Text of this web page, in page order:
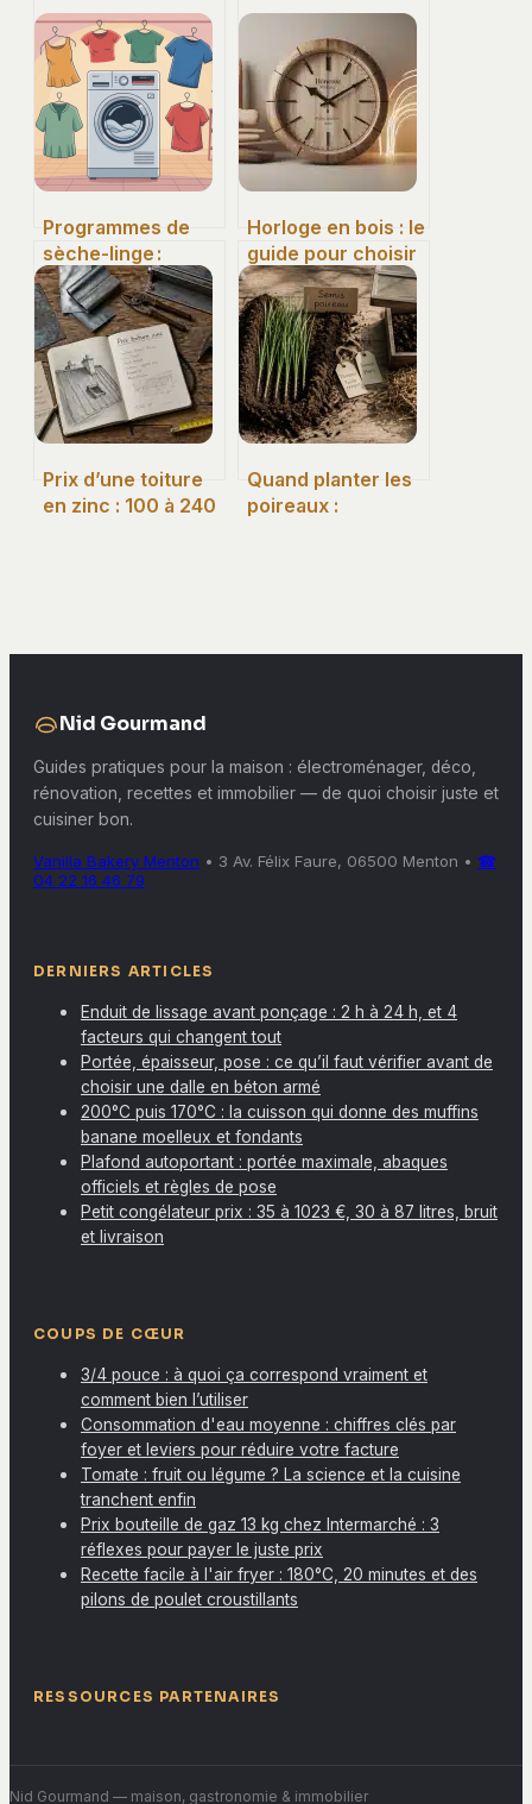
Programmes de
sèche-linge :
comment bien les
choisir et les
utiliser
Horloge en bois : le
guide pour choisir
votre essence et
garantir un silence
absolu
Prix d’une toiture
en zinc : 100 à 240
Quand planter les
poireaux :
Nid Gourmand
Guides pratiques pour la maison : électroménager, déco,
rénovation, recettes et immobilier — de quoi choisir juste et
cuisiner bon.
Vanilla Bakery Menton • 3 Av. Félix Faure, 06500 Menton • ☎
04 22 16 46 79
DERNIERS ARTICLES
Enduit de lissage avant ponçage : 2 h à 24 h, et 4
facteurs qui changent tout
Portée, épaisseur, pose : ce qu’il faut vérifier avant de
choisir une dalle en béton armé
200°C puis 170°C : la cuisson qui donne des muffins
banane moelleux et fondants
Plafond autoportant : portée maximale, abaques
officiels et règles de pose
Petit congélateur prix : 35 à 1023 €, 30 à 87 litres, bruit
et livraison
COUPS DE CŒUR
3/4 pouce : à quoi ça correspond vraiment et
comment bien l’utiliser
Consommation d'eau moyenne : chiffres clés par
foyer et leviers pour réduire votre facture
Tomate : fruit ou légume ? La science et la cuisine
tranchent enfin
Prix bouteille de gaz 13 kg chez Intermarché : 3
réflexes pour payer le juste prix
Recette facile à l'air fryer : 180°C, 20 minutes et des
pilons de poulet croustillants
RESSOURCES PARTENAIRES
Nid Gourmand — maison, gastronomie & immobilier